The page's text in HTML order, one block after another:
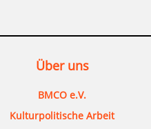
Über uns
BMCO e.V.
Kulturpolitische Arbeit